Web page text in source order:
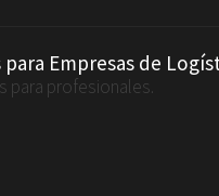
Empresas de
para profesionales.